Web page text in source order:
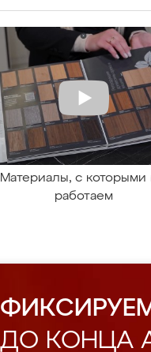
Материалы, с которыми
работаем
ДО КОНЦА